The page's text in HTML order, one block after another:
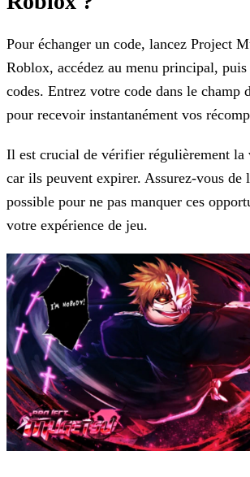
Pour échanger un code, lancez Project
Roblox, accédez au menu principal, puis
codes. Entrez votre code dans le champ
pour recevoir instantanément vos
Il est crucial de vérifier régulièrement la
car ils peuvent expirer. Assurez-vous de
possible pour ne pas manquer ces
votre expérience de jeu.